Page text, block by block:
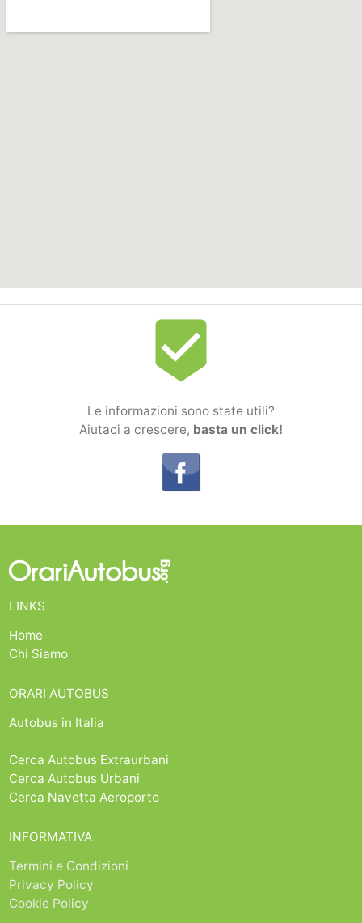
beenhere
Le informazioni sono state utili?
Aiutaci a crescere, basta un click!
LINKS
Home
Chi Siamo
ORARI AUTOBUS
Autobus in Italia
Cerca Autobus Extraurbani
Cerca Autobus Urbani
Cerca Navetta Aeroporto
INFORMATIVA
Termini e Condizioni
Privacy Policy
Cookie Policy